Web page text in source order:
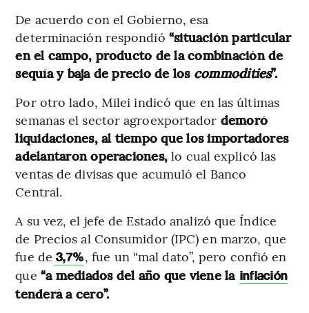
De acuerdo con el Gobierno, esa
determinación respondió “situación particular
en el campo, producto de la combinación de
sequía y baja de precio de los commodities”.
Por otro lado, Milei indicó que en las últimas
semanas el sector agroexportador demoró
liquidaciones, al tiempo que los importadores
adelantaron operaciones, lo cual explicó las
ventas de divisas que acumuló el Banco
Central.
A su vez, el jefe de Estado analizó que Índice
de Precios al Consumidor (IPC) en marzo, que
fue de 3,7%, fue un “mal dato”, pero confió en
que “a mediados del año que viene la inflación
tenderá a cero”.